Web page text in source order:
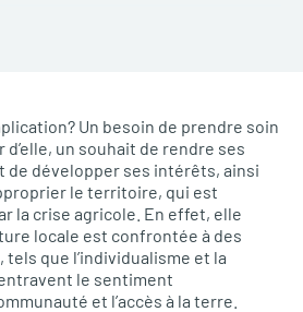
Un besoin de prendre soin
un souhait de rendre ses
de développer ses intérêts, ainsi
le territoire, qui est
la crise agricole. En effet, elle
locale est confrontée à des
que l’individualisme et la
le sentiment
et l’accès à la terre.